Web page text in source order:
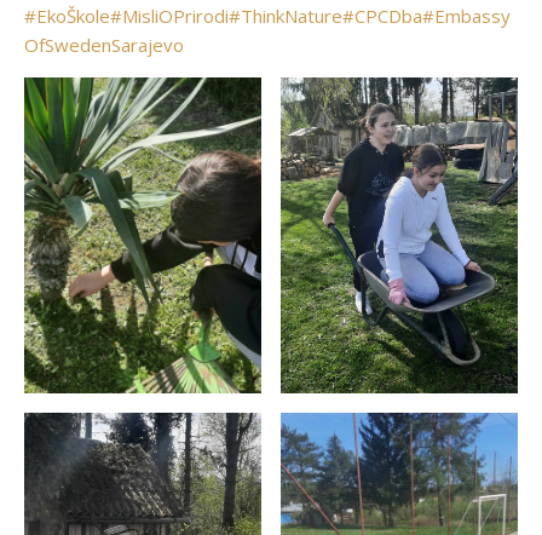
#EkoŠkole#MisliOPrirodi#ThinkNature#CPCDba#Embassy
OfSwedenSarajevo